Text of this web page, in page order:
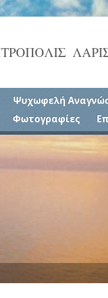
Ψυχωφελή
Φωτογραφίες